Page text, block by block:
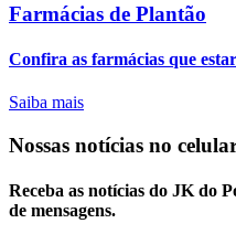
Farmácias de Plantão
Confira as farmácias que
Saiba mais
Nossas notícias no
Receba as notícias do JK do
de mensagens.